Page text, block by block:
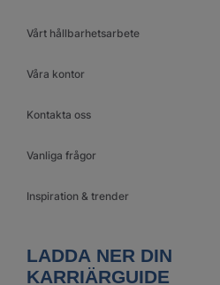
Vårt hållbarhetsarbete
Våra kontor
Kontakta oss
Vanliga frågor
Inspiration & trender